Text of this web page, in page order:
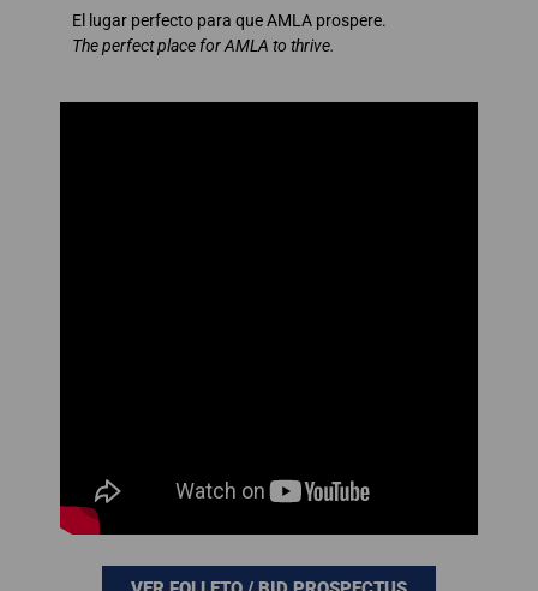
El lugar perfecto para que AMLA prospere.
The perfect place for AMLA to thrive.